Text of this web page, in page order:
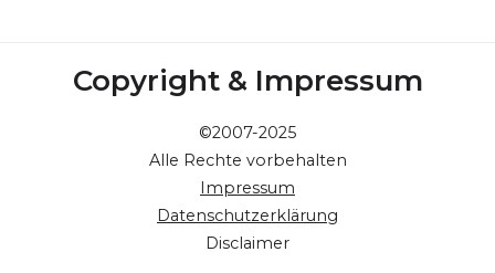
Copyright & Impressum
©2007-2025
Alle Rechte vorbehalten
Impressum
Datenschutzerklärung
Disclaimer